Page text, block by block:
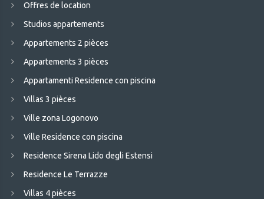
Offres de location
Studios appartements
Appartements 2 pièces
Appartements 3 pièces
Appartamenti Residence con piscina
Villas 3 pièces
Ville zona Logonovo
Ville Residence con piscina
Residence Sirena Lido degli Estensi
Residence Le Terrazze
Villas 4 pièces